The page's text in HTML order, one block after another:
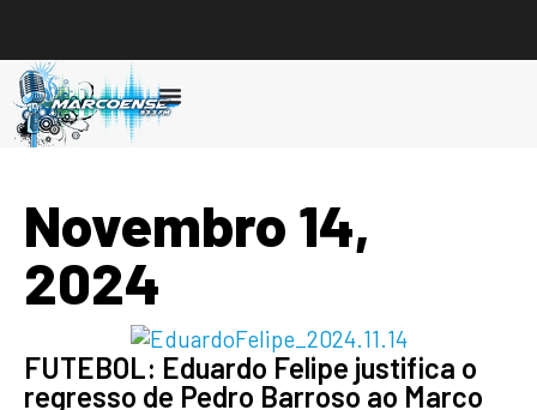
Ouvir
Novembro 14,
2024
FUTEBOL: Eduardo Felipe justifica o
regresso de Pedro Barroso ao Marco